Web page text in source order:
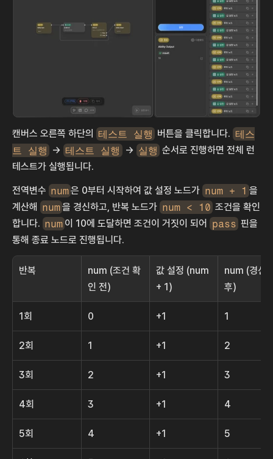
캔버스 오른쪽 하단의 테스트 실행 버튼을 클릭합니다. 테스
트 실행 → 테스트 실행 → 실행 순서로 진행하면 전체 런
테스트가 실행됩니다.
전역변수 num은 0부터 시작하여 값 설정 노드가 num + 1 을
계산해 num을 경신하고, 반복 노드가 num < 10 조건을 확인
합니다. num 이 10에 도달하면 조건이 거짓이 되어 pass 핀을
통해 종료 노드로 진행됩니다.
반복
num (조건 확
인 전)
값 설정 (num
+ 1)
num (경신
후)
1회 0 +1 1
2회 1 +1 2
3회 2 +1 3
4회 3 +1 4
5회 4 +1 5